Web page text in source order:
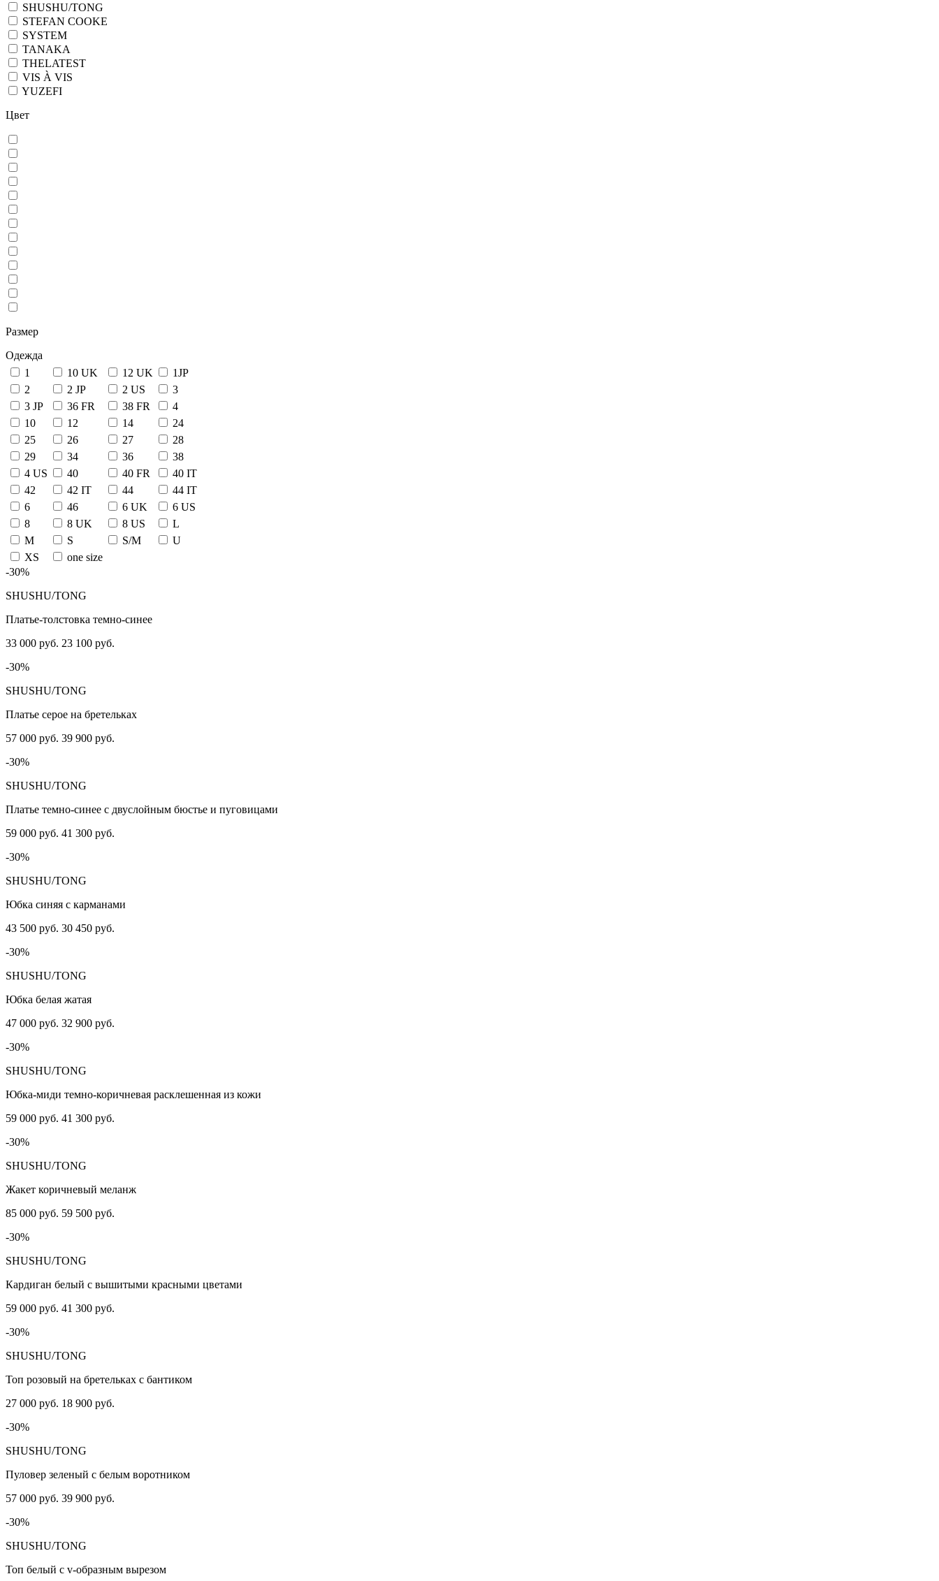
SHUSHU/TONG
STEFAN COOKE
SYSTEM
TANAKA
THELATEST
VIS À VIS
YUZEFI
Цвет
Размер
Одежда
1
10 UK 12 UK
1JP
2
2 JP 2 US
3
3 JP
36 FR 38 FR
4
10
12 14
24
25
26 27
28
29
34 36
38
4 US
40 40 FR
40 IT
42
42 IT 44
44 IT
6
46 6 UK
6 US
8
8 UK 8 US
L
M
S S/M
U
XS
one size
-30%
SHUSHU/TONG
Платье-толстовка темно-синее
33 000 руб. 23 100 руб.
-30%
SHUSHU/TONG
Платье серое на бретельках
57 000 руб. 39 900 руб.
-30%
SHUSHU/TONG
Платье темно-синее с двуслойным бюстье и пуговицами
59 000 руб. 41 300 руб.
-30%
SHUSHU/TONG
Юбка синяя с карманами
43 500 руб. 30 450 руб.
-30%
SHUSHU/TONG
Юбка белая жатая
47 000 руб. 32 900 руб.
-30%
SHUSHU/TONG
Юбка-миди темно-коричневая расклешенная из кожи
59 000 руб. 41 300 руб.
-30%
SHUSHU/TONG
Жакет коричневый меланж
85 000 руб. 59 500 руб.
-30%
SHUSHU/TONG
Кардиган белый с вышитыми красными цветами
59 000 руб. 41 300 руб.
-30%
SHUSHU/TONG
Топ розовый на бретельках с бантиком
27 000 руб. 18 900 руб.
-30%
SHUSHU/TONG
Пуловер зеленый с белым воротником
57 000 руб. 39 900 руб.
-30%
SHUSHU/TONG
Топ белый с v-образным вырезом